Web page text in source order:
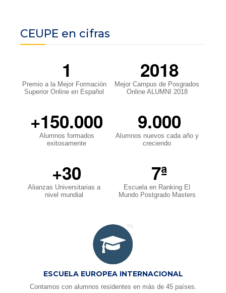
CEUPE en cifras
1
Premio a la Mejor Formación
Superior Online en Español
2018
Mejor Campus de Posgrados
Online ALUMNI 2018
+150.000
Alumnos formados
exitosamente
9.000
Alumnos nuevos cada año y
creciendo
+30
Alianzas Universitarias a
nivel mundial
7ª
Escuela en Ranking El
Mundo Postgrado Masters
ESCUELA EUROPEA INTERNACIONAL
Contamos con alumnos residentes en más de 45 países.